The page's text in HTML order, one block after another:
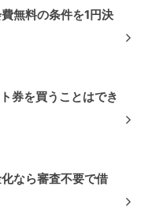
無料の条件を1円決
券を買うことはでき
なら審査不要で借